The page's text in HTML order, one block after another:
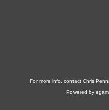
For more info, contact Chris
Powered by